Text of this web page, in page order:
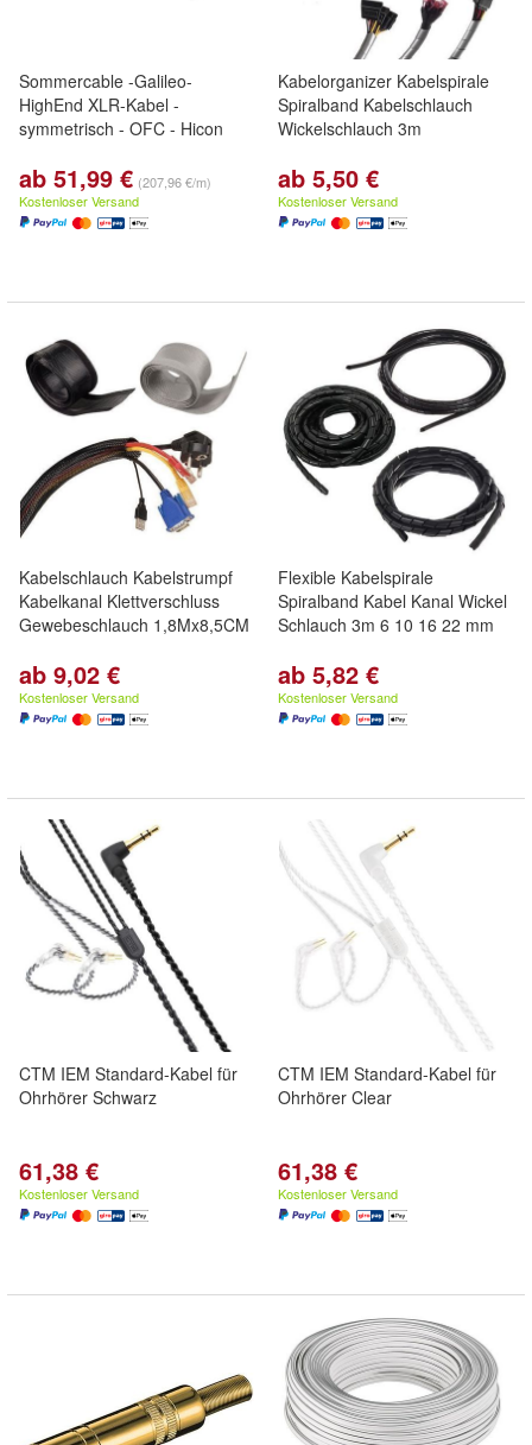
Sommercable -Galileo-
HighEnd XLR-Kabel -
symmetrisch - OFC - Hicon
ab 51,99 € (207,96 €/m)
Kostenloser Versand
Kabelorganizer Kabelspirale
Spiralband Kabelschlauch
Wickelschlauch 3m
ab 5,50 €
Kostenloser Versand
Kabelschlauch Kabelstrumpf
Kabelkanal Klettverschluss
Gewebeschlauch 1,8Mx8,5CM
ab 9,02 €
Kostenloser Versand
Flexible Kabelspirale
Spiralband Kabel Kanal Wickel
Schlauch 3m 6 10 16 22 mm
ab 5,82 €
Kostenloser Versand
CTM IEM Standard-Kabel für
Ohrhörer Schwarz
61,38 €
Kostenloser Versand
CTM IEM Standard-Kabel für
Ohrhörer Clear
61,38 €
Kostenloser Versand